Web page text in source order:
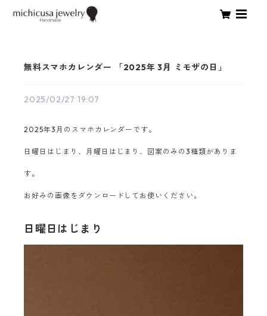
無料スマホカレンダー 「2025年 3月 ミモザの日」
2025/02/27 19:07
2025年3月のスマホカレンダーです。
日曜日はじまり、月曜日はじまり、図案のみの3種類がありま
す。
お好みの画像をダウンロードしてお使いください。
日曜日はじまり